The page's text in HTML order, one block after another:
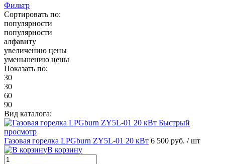
Фильтр
Сортировать по:
популярности
популярности
алфавиту
увеличению цены
уменьшению цены
Показать по:
30
30
60
90
Вид каталога:
Быстрый
просмотр
Газовая горелка LPGburn ZY5L-01 20 кВт 6 500 руб. / шт
В корзину